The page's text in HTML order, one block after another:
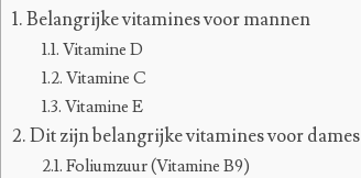
Belangrijke vitamines voor mannen
Vitamine D
Vitamine C
Vitamine E
Dit zijn belangrijke vitamines voor dames
Foliumzuur (Vitamine B9)